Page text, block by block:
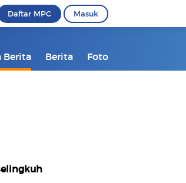
Daftar MPC Masuk
Berita Berita Foto